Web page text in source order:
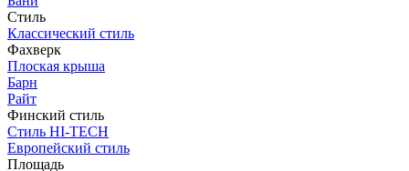
Стиль
Классический стиль
Фахверк
Плоская крыша
Барн
Райт
Финский стиль
Стиль HI-TECH
Европейский стиль
Площадь